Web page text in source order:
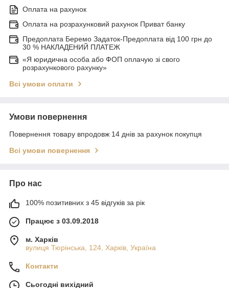
Оплата на рахунок
Оплата на розрахунковий рахунок Приват банку
Предоплата Беремо Задаток-Предоплата від 100 грн до
30 % НАКЛАДЕНИЙ ПЛАТЕЖ
«Я юридична особа або ФОП оплачую зі свого
розрахункового рахунку»
Всі умови оплати
Умови повернення
Повернення товару впродовж 14 днів за рахунок покупця
Всі умови повернення
Про нас
100% позитивних з 45 відгуків за рік
Працює з 03.09.2018
м. Харків
вулиця Тюрінська, 124, Харків, Україна
Контакти
Сьогодні вихідний